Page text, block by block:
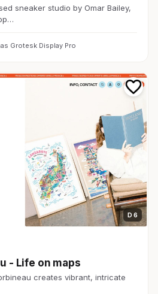
sneaker studio by Omar Bailey,
Grotesk Display Pro
D 6
- Life on maps
creates vibrant, intricate